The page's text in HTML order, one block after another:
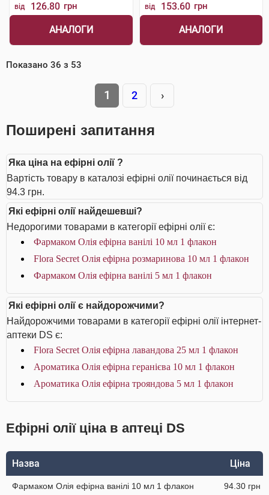
від 126.80 грн
АНАЛОГИ
від 153.60 грн
АНАЛОГИ
Показано 36 з 53
1 2 ›
Поширені запитання
Яка ціна на ефірні олії ?
Вартість товару в каталозі ефірні олії починається від
94.3 грн.
Які ефірні олії найдешевші?
Недорогими товарами в категорії ефірні олії є:
Фармаком Олія ефірна ванілі 10 мл 1 флакон
Flora Secret Олія ефірна розмаринова 10 мл 1 флакон
Фармаком Олія ефірна ванілі 5 мл 1 флакон
Які ефірні олії є найдорожчими?
Найдорожчими товарами в категорії ефірні олії інтернет-
аптеки DS є:
Flora Secret Олія ефірна лавандова 25 мл 1 флакон
Ароматика Олія ефірна геранієва 10 мл 1 флакон
Ароматика Олія ефірна трояндова 5 мл 1 флакон
Ефірні олії ціна в аптеці DS
Назва Ціна
Фармаком Олія ефірна ванілі 10 мл 1 флакон 94.30 грн